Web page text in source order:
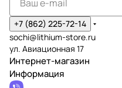
+7 (862) 225-72-14
sochi@lithium-store.ru
ул. Авиационная 17
Интернет-магазин
Информация